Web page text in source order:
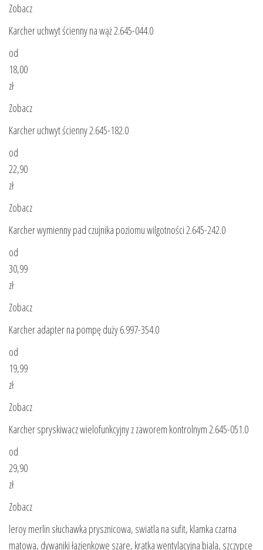
Zobacz
Karcher uchwyt ścienny na wąż 2.645-044.0
od
18,00
zł
Zobacz
Karcher uchwyt ścienny 2.645-182.0
od
22,90
zł
Zobacz
Karcher wymienny pad czujnika poziomu wilgotności 2.645-242.0
od
30,99
zł
Zobacz
Karcher adapter na pompę duży 6.997-354.0
od
19,99
zł
Zobacz
Karcher spryskiwacz wielofunkcyjny z zaworem kontrolnym 2.645-051.0
od
29,90
zł
Zobacz
leroy merlin słuchawka prysznicowa, swiatla na sufit, klamka czarna
matowa, dywaniki łazienkowe szare, kratka wentylacyjna biala, szczypce